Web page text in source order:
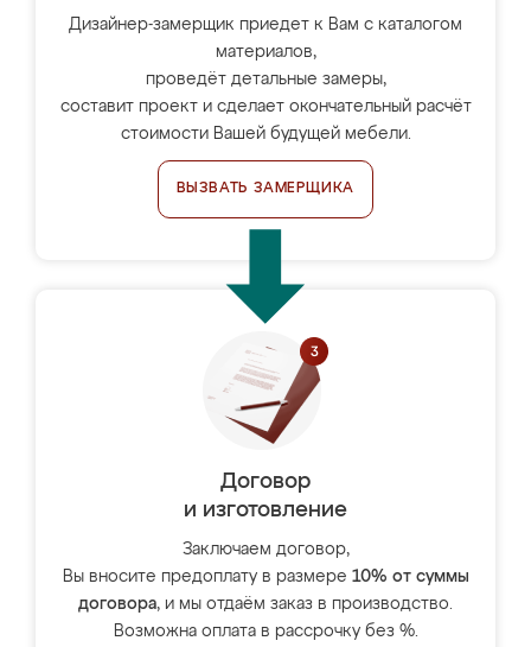
Дизайнер-замерщик приедет к Вам с каталогом
материалов,
проведёт детальные замеры,
составит проект и сделает окончательный расчёт
стоимости Вашей будущей мебели.
ВЫЗВАТЬ ЗАМЕРЩИКА
Договор
и изготовление
Заключаем договор,
Вы вносите предоплату в размере 10% от суммы
договора, и мы отдаём заказ в производство.
Возможна оплата в рассрочку без %.